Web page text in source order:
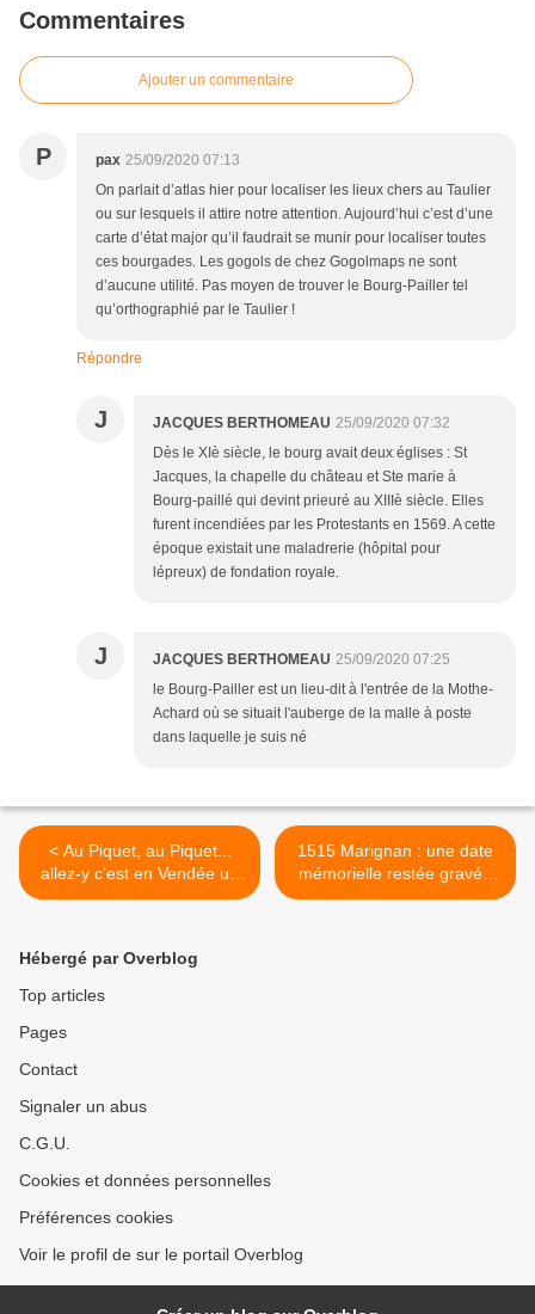
Commentaires
Ajouter un commentaire
P pax 25/09/2020 07:13
On parlait d’atlas hier pour localiser les lieux chers au Taulier
ou sur lesquels il attire notre attention. Aujourd’hui c’est d’une
carte d’état major qu’il faudrait se munir pour localiser toutes
ces bourgades. Les gogols de chez Gogolmaps ne sont
d’aucune utilité. Pas moyen de trouver le Bourg-Pailler tel
qu’orthographié par le Taulier !
Répondre
J JACQUES BERTHOMEAU 25/09/2020 07:32
Dès le XIè siècle, le bourg avait deux églises : St
Jacques, la chapelle du château et Ste marie à
Bourg-paillé qui devint prieuré au XIIIè siècle. Elles
furent incendiées par les Protestants en 1569. A cette
époque existait une maladrerie (hôpital pour
lépreux) de fondation royale.
J JACQUES BERTHOMEAU 25/09/2020 07:25
le Bourg-Pailler est un lieu-dit à l'entrée de la Mothe-
Achard où se situait l'auberge de la malle à poste
dans laquelle je suis né
< Au Piquet, au Piquet...
allez-y c’est en Vendée un
chaos idyllique et
1515 Marignan : une date
mémorielle restée gravée
dans l'inconscient collectif >
Hébergé par Overblog
Top articles
Pages
Contact
Signaler un abus
C.G.U.
Cookies et données personnelles
Préférences cookies
Voir le profil de sur le portail Overblog